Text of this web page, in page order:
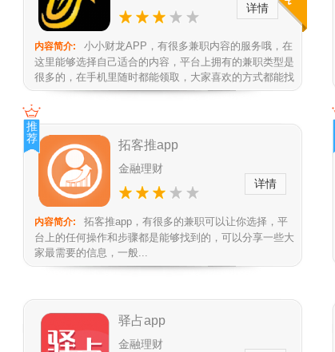
详情
内容简介:
小小财龙APP，有很多兼职内容的服务哦，在
这里能够选择自己适合的内容，平台上拥有的兼职类型是
很多的，在手机里随时都能领取，大家喜欢的方式都能找
到，佣金的奖励也是不错的，可...
拓客推app
金融理财
详情
内容简介:
拓客推app，有很多的兼职可以让你选择，平
台上的任何操作和步骤都是能够找到的，可以分享一些大
家最需要的信息，一般...
推
荐
驿占app
金融理财